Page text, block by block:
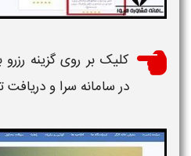
کلیک بر روی گزینه رزرو
درسامانه سرا و دریافت